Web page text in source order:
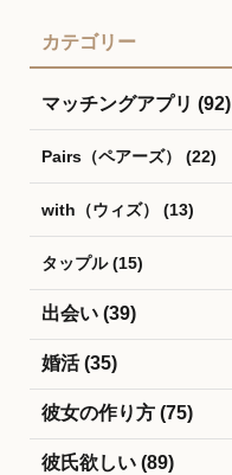
カテゴリー
マッチングアプリ (92)
Pairs（ペアーズ） (22)
with（ウィズ） (13)
タップル (15)
出会い (39)
婚活 (35)
彼女の作り方 (75)
彼氏欲しい (89)